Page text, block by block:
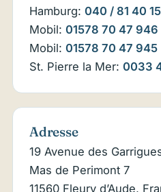
Hamburg: 040 / 81 40 15
Mobil: 01578 70 47 946
Mobil: 01578 70 47 945
St. Pierre la Mer: 0033
Adresse
19 Avenue des
Mas de Perimont 7
11560 Fleury d’Aude,